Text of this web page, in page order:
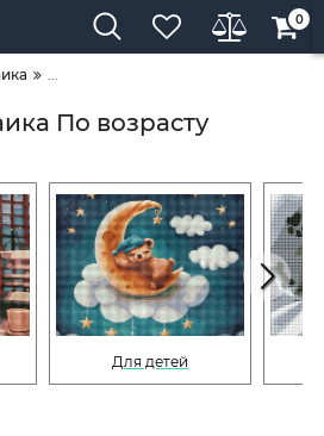
0
...
По возрасту
Для детей